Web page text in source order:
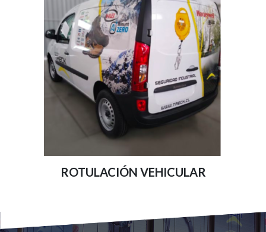
ROTULACIÓN VEHICULAR